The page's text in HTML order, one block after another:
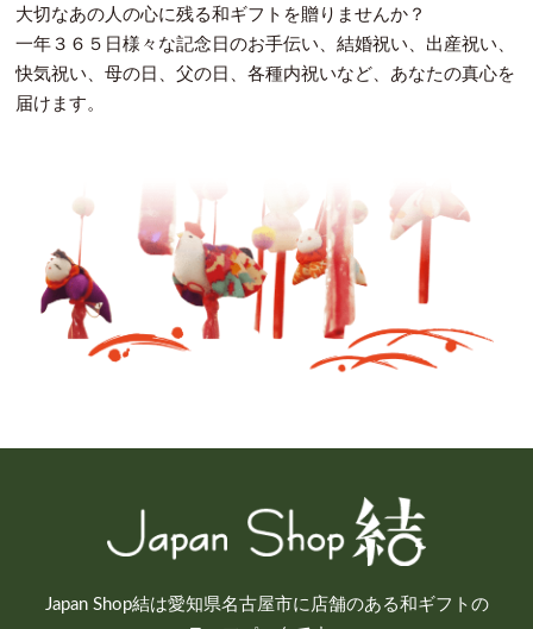
大切なあの人の心に残る和ギフトを贈りませんか？
一年３６５日様々な記念日のお手伝い、結婚祝い、出産祝い、
快気祝い、母の日、父の日、各種内祝いなど、あなたの真心を
届けます。
Japan Shop結は愛知県名古屋市に店舗のある和ギフトの